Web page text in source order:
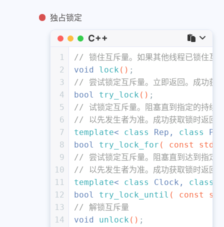
独占锁定
C++
1
2
3
4
5
6
7
8
9
10
11
12
13
14
// 锁住互斥量。如果其他线程已锁住互
void
lock () ;
// 尝试锁定互斥量。立即返回。成功
bool
try_lock () ;
// 试锁定互斥量。阻塞直到指定的持
// 以先发生者为准。成功获取锁时返
template< class Rep, class
bool
try_lock_for ( const
// 尝试锁定互斥量。阻塞直到达到指定
// 以先发生者为准。成功获取锁时返
template< class Clock, class
bool
try_lock_until ( const
// 解锁互斥量
void
unlock () ;